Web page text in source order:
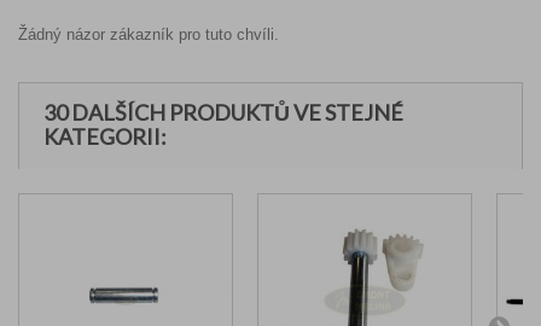
Žádný názor zákazník pro tuto chvíli.
30 DALŠÍCH PRODUKTŮ VE STEJNÉ
KATEGORII: